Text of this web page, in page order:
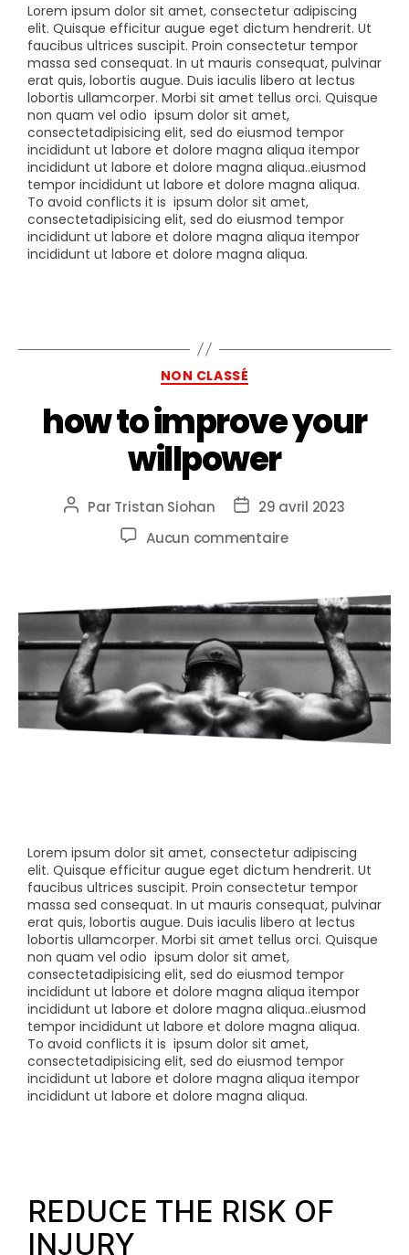
Lorem ipsum dolor sit amet, consectetur adipiscing
elit. Quisque efficitur augue eget dictum hendrerit. Ut
faucibus ultrices suscipit. Proin consectetur tempor
massa sed consequat. In ut mauris consequat, pulvinar
erat quis, lobortis augue. Duis iaculis libero at lectus
lobortis ullamcorper. Morbi sit amet tellus orci. Quisque
non quam vel odio ipsum dolor sit amet,
consectetadipisicing elit, sed do eiusmod tempor
incididunt ut labore et dolore magna aliqua itempor
incididunt ut labore et dolore magna aliqua..eiusmod
tempor incididunt ut labore et dolore magna aliqua.
To avoid conflicts it is ipsum dolor sit amet,
consectetadipisicing elit, sed do eiusmod tempor
incididunt ut labore et dolore magna aliqua itempor
incididunt ut labore et dolore magna aliqua.
NON CLASSÉ
how to improve your
willpower
Par Tristan Siohan
29 avril 2023
Aucun commentaire
Lorem ipsum dolor sit amet, consectetur adipiscing
elit. Quisque efficitur augue eget dictum hendrerit. Ut
faucibus ultrices suscipit. Proin consectetur tempor
massa sed consequat. In ut mauris consequat, pulvinar
erat quis, lobortis augue. Duis iaculis libero at lectus
lobortis ullamcorper. Morbi sit amet tellus orci. Quisque
non quam vel odio ipsum dolor sit amet,
consectetadipisicing elit, sed do eiusmod tempor
incididunt ut labore et dolore magna aliqua itempor
incididunt ut labore et dolore magna aliqua..eiusmod
tempor incididunt ut labore et dolore magna aliqua.
To avoid conflicts it is ipsum dolor sit amet,
consectetadipisicing elit, sed do eiusmod tempor
incididunt ut labore et dolore magna aliqua itempor
incididunt ut labore et dolore magna aliqua.
REDUCE THE RISK OF
INJURY